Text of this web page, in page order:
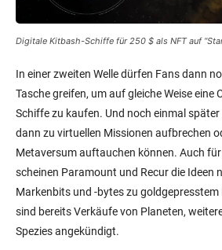
Digitale Kitbash-Schiffe für 250 $ als NFT auf
In einer zweiten Welle dürfen Fans dann
Tasche greifen, um auf gleiche Weise eine
Schiffe zu kaufen. Und noch einmal
dann zu virtuellen Missionen aufbrechen
Metaversum auftauchen können. Auch
scheinen Paramount und Recur die Ideen
Markenbits und -bytes zu
sind bereits Verkäufe von Planeten,
Spezies angekündigt.